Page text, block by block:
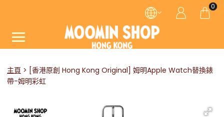
0
主頁
[香港原創 Hong Kong Original] 姆明Apple Watch替換錶
帶-姆明彩虹